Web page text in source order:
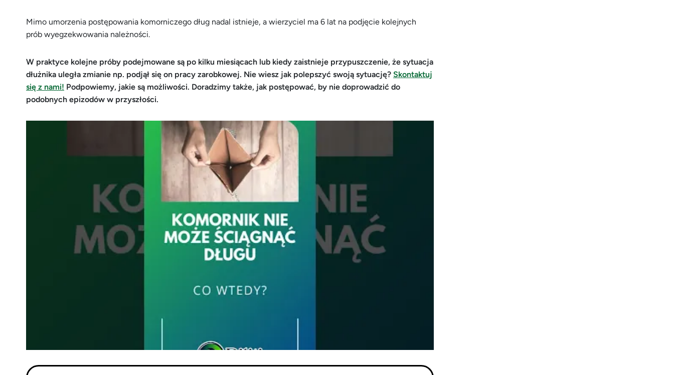
Mimo umorzenia postępowania komorniczego dług nadal istnieje, a wierzyciel ma 6 lat na podjęcie kolejnych
prób wyegzekwowania należności.
W praktyce kolejne próby podejmowane są po kilku miesiącach lub kiedy zaistnieje przypuszczenie, że sytuacja
dłużnika uległa zmianie np. podjął się on pracy zarobkowej. Nie wiesz jak polepszyć swoją sytuację? Skontaktuj
się z nami! Podpowiemy, jakie są możliwości. Doradzimy także, jak postępować, by nie doprowadzić do
podobnych epizodów w przyszłości.